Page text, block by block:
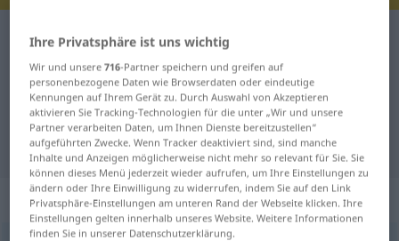
Deutsch-Spanisch Wörterbuch
Deutsch-Spanisch Übersetzung für
"loben"
"loben" Spanisch Übersetzung
„loben“: transitives Verb
Ihre Privatsphäre ist uns wichtig
Wir und unsere716-Partner speichern und greifen auf
personenbezogene Daten wie Browserdaten oder eindeutige
Kennungen auf Ihrem Gerät zu. Durch Auswahl von Akzeptieren
aktivieren Sie Tracking-Technologien für die unter „Wir und unsere
Partner verarbeiten Daten, um Ihnen Dienste bereitzustellen“
aufgeführten Zwecke. Wenn Tracker deaktiviert sind, sind manche
Inhalte und Anzeigen möglicherweise nicht mehr so relevant für Sie. Sie
können dieses Menü jederzeit wieder aufrufen, um Ihre Einstellungen zu
ändern oder Ihre Einwilligung zu widerrufen, indem Sie auf den Link
Privatsphäre-Einstellungen am unteren Rand der Webseite klicken. Ihre
Einstellungen gelten innerhalb unseres Website. Weitere Informationen
finden Sie in unserer Datenschutzerklärung.